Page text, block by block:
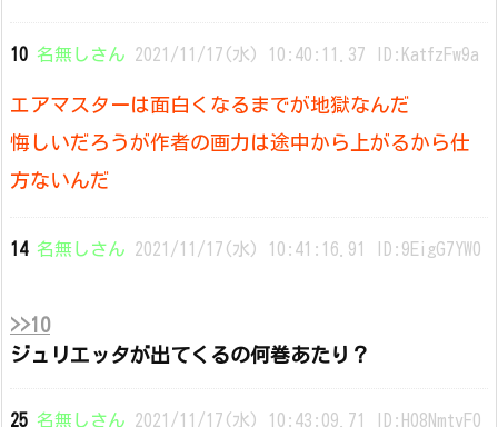
10 名無しさん 2021/11/17(水) 10:40:11.37 ID:KatfzFw9a
エアマスターは面白くなるまでが地獄なんだ
悔しいだろうが作者の画力は途中から上がるから仕
方ないんだ
14 名無しさん 2021/11/17(水) 10:41:16.91 ID:9EigG7YW0
>>10
ジュリエッタが出てくるの何巻あたり？
25 名無しさん 2021/11/17(水) 10:43:09.71 ID:H08NmtvF0